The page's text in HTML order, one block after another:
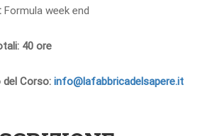
Formula week end
40 ore
Corso: info@lafabbricadelsapere.it